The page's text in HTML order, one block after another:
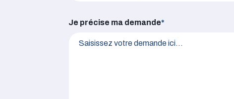
Je précise ma demande*